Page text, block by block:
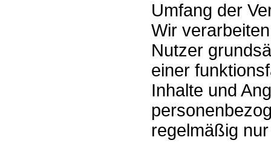
Umfang der
Wir
Nutzer
einer
Inhalte und
regelmäßig